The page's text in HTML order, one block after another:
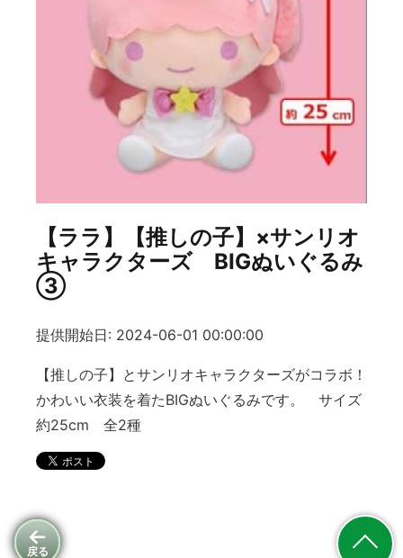
戻る
【ララ】【推しの子】×サンリオ
キャラクターズ BIGぬいぐるみ
③
提供開始日: 2024-06-01 00:00:00
【推しの子】とサンリオキャラクターズがコラボ！
かわいい衣装を着たBIGぬいぐるみです。 サイズ
約25cm 全2種